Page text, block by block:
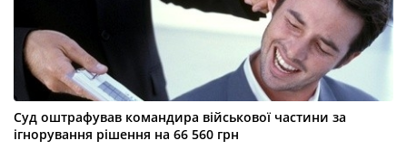
Суд оштрафував командира військової частини за
ігнорування рішення на 66 560 грн